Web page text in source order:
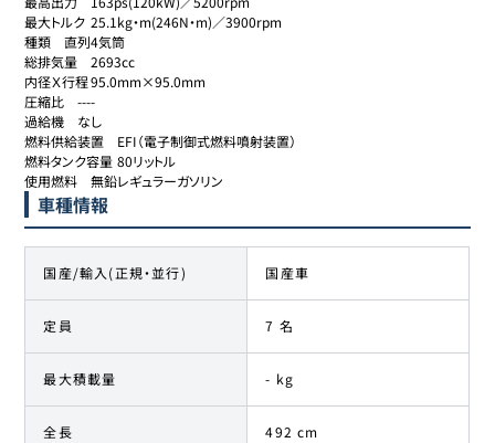
最大トルク	25.1kg・m(246N・m)／3900rpm
種類	直列4気筒
総排気量	2693cc
内径Ｘ行程	95.0mm×95.0mm
圧縮比	----
過給機	なし
燃料供給装置	EFI（電子制御式燃料噴射装置）
燃料タンク容量	80リットル
使用燃料	無鉛レギュラーガソリン
車種情報
国産/輸入(正規・並行) 国産車
定員 7 名
最大積載量 - kg
全長 492 cm